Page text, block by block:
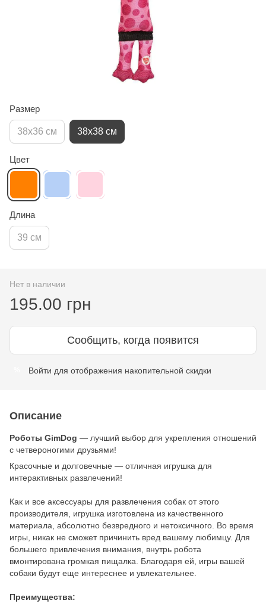
Размер
38x36 см 38х38 см
Цвет
Длина
39 см
Нет в наличии
195.00 грн
Сообщить, когда появится
Войти для отображения накопительной скидки
Описание
Роботы GimDog — лучший выбор для укрепления отношений
с четвероногими друзьями!
Красочные и долговечные — отличная игрушка для
интерактивных развлечений!
Как и все аксессуары для развлечения собак от этого
производителя, игрушка изготовлена из качественного
материала, абсолютно безвредного и нетоксичного. Во время
игры, никак не сможет причинить вред вашему любимцу. Для
большего привлечения внимания, внутрь робота
вмонтирована громкая пищалка. Благодаря ей, игры вашей
собаки будут еще интереснее и увлекательнее.
Преимущества: